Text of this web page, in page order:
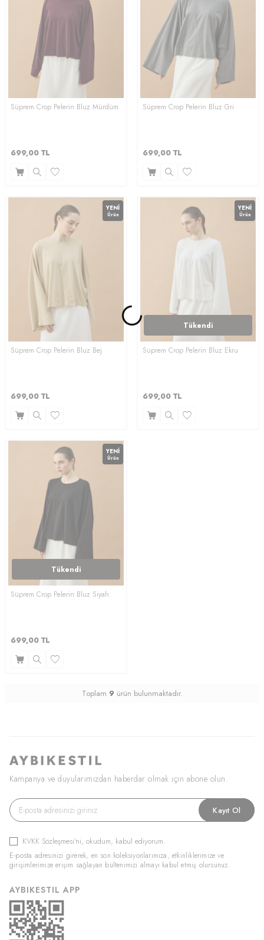
Süprem Crop Pelerin Bluz Mürdüm
699,00 TL
Süprem Crop Pelerin Bluz Gri
699,00 TL
YENI
Ürün
Süprem Crop Pelerin Bluz Bej
699,00 TL
YENI
Ürün
Tükendi
Süprem Crop Pelerin Bluz Ekru
699,00 TL
YENI
Ürün
Tükendi
Süprem Crop Pelerin Bluz Siyah
699,00 TL
Toplam 9 ürün bulunmaktadır.
Kampanya ve duyularımızdan haberdar olmak için abone olun.
Kayıt Ol
KVKK Sözleşmesi'ni, okudum, kabul ediyorum.
E-posta adresinizi girerek, en son koleksiyonlarımıza, etkinliklerimize ve
girişimlerimize erişim sağlayan bültenimizi almayı kabul etmiş olursunuz.
AYBIKESTIL APP